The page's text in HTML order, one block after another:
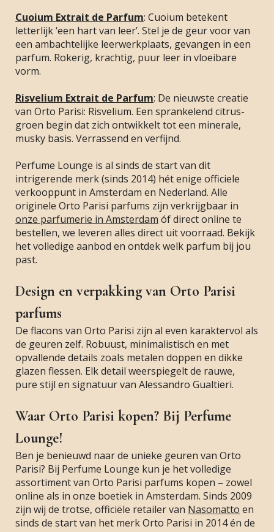
Cuoium Extrait de Parfum: Cuoium betekent
letterlijk ‘een hart van leer’. Stel je de geur voor van
een ambachtelijke leerwerkplaats, gevangen in een
parfum. Rokerig, krachtig, puur leer in vloeibare
vorm.
Risvelium Extrait de Parfum: De nieuwste creatie
van Orto Parisi: Risvelium. Een sprankelend citrus-
groen begin dat zich ontwikkelt tot een minerale,
musky basis. Verrassend en verfijnd.
Perfume Lounge is al sinds de start van dit
intrigerende merk (sinds 2014) hét enige officiele
verkooppunt in Amsterdam en Nederland. Alle
originele Orto Parisi parfums zijn verkrijgbaar in
onze parfumerie in Amsterdam óf direct online te
bestellen, we leveren alles direct uit voorraad. Bekijk
het volledige aanbod en ontdek welk parfum bij jou
past.
Design en verpakking van Orto Parisi
parfums
De flacons van Orto Parisi zijn al even karaktervol als
de geuren zelf. Robuust, minimalistisch en met
opvallende details zoals metalen doppen en dikke
glazen flessen. Elk detail weerspiegelt de rauwe,
pure stijl en signatuur van Alessandro Gualtieri.
Waar Orto Parisi kopen? Bij Perfume
Lounge!
Ben je benieuwd naar de unieke geuren van Orto
Parisi? Bij Perfume Lounge kun je het volledige
assortiment van Orto Parisi parfums kopen – zowel
online als in onze boetiek in Amsterdam. Sinds 2009
zijn wij de trotse, officiële retailer van Nasomatto en
sinds de start van het merk Orto Parisi in 2014 én de